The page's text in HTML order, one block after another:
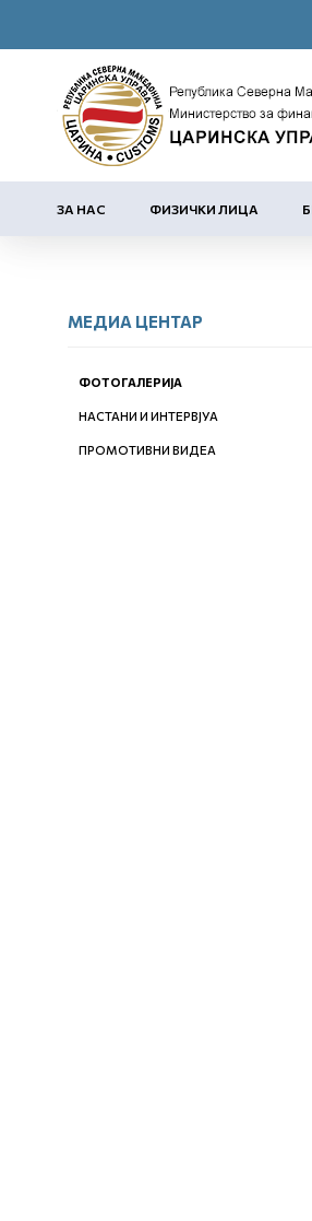
ЗА НАС ФИЗИЧКИ ЛИЦА
МЕДИА ЦЕНТАР
ФОТОГАЛЕРИЈА
НАСТАНИ И ИНТЕРВЈУА
ПРОМОТИВНИ ВИДЕА